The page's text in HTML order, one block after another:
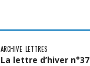
ARCHIVE LETTRES
La lettre d’hiver n°37